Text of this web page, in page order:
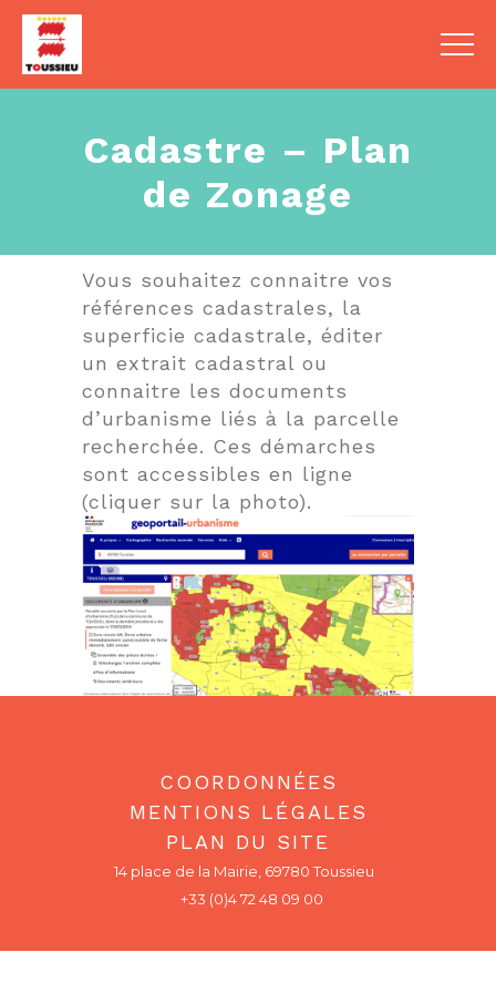
Cadastre – Plan
de Zonage
Vous souhaitez connaitre vos
références cadastrales, la
superficie cadastrale, éditer
un extrait cadastral ou
connaitre les documents
d’urbanisme liés à la parcelle
recherchée. Ces démarches
sont accessibles en ligne
(cliquer sur la photo).
COORDONNÉES
MENTIONS LÉGALES
PLAN DU SITE
14 place de la Mairie, 69780 Toussieu
+33 (0)4 72 48 09 00